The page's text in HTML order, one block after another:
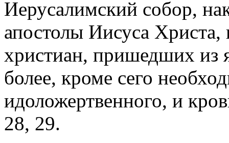
Иерусалимский собор,
апостолы Иисуса Христа,
христиан, пришедших из
более, кроме сего
идоложертвенного, и
28, 29.